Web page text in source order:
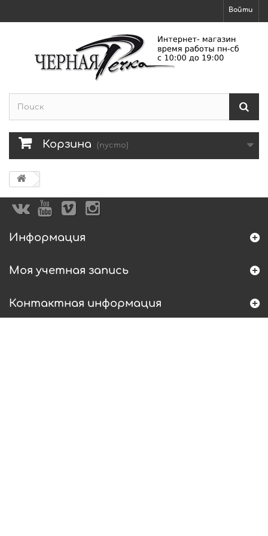
Войти
Корзина (пусто)
Информация
Моя учетная запись
Контактная информация